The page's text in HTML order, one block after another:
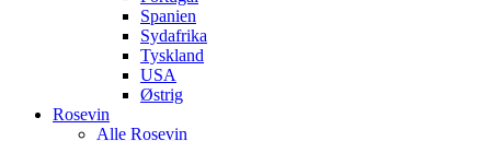
Spanien
Sydafrika
Tyskland
USA
Østrig
Rosevin
Alle Rosevin